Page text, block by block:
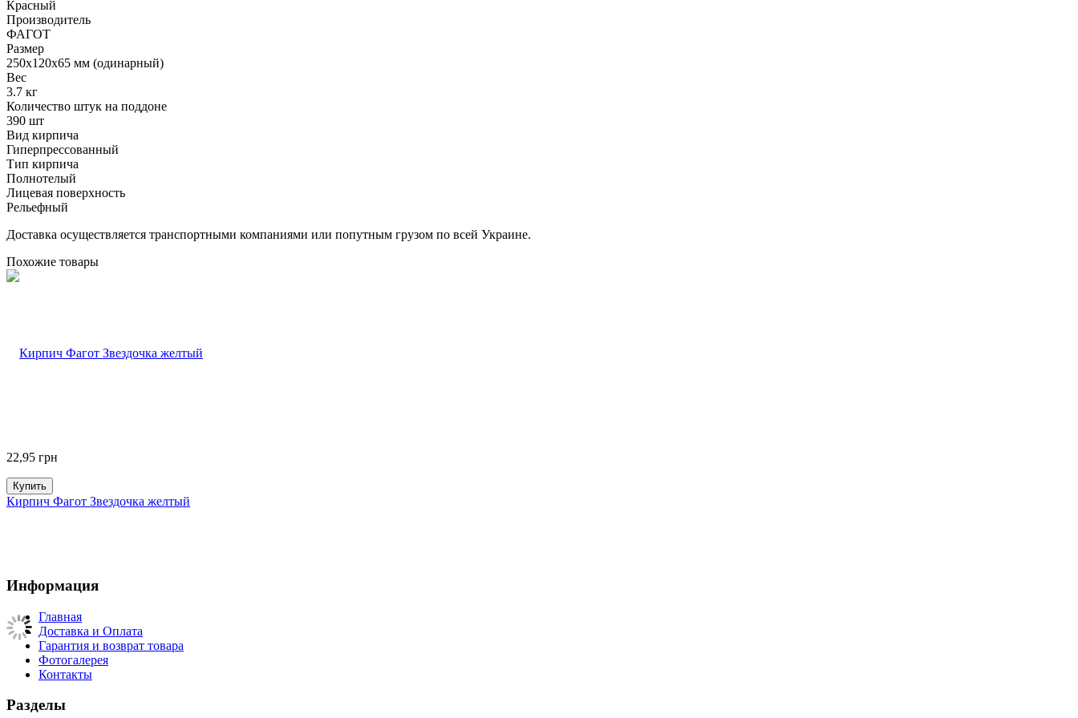
Красный
Производитель
ФАГОТ
Размер
250х120х65 мм (одинарный)
Вес
3.7 кг
Количество штук на поддоне
390 шт
Вид кирпича
Гиперпрессованный
Тип кирпича
Полнотелый
Лицевая поверхность
Рельефный
Доставка осуществляется транспортными компаниями или попутным грузом по всей Украине.
Похожие товары
22,95 грн
Купить
Кирпич Фагот Звездочка желтый
Информация
Главная
Доставка и Оплата
Гарантия и возврат товара
Фотогалерея
Контакты
Разделы